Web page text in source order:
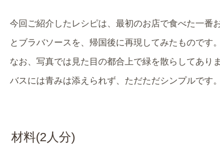
今回ご紹介したレシピは、最初のお店で食べた一番
とブラバソースを、帰国後に再現してみたものです
なお、写真では見た目の都合上で緑を散らしてあり
バスには青みは添えられず、ただただシンプルです
材料(2 人分)